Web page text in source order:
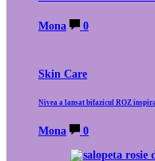
Mona 0
Skin Care
Nivea a lansat bifazicul ROZ
Mona 0